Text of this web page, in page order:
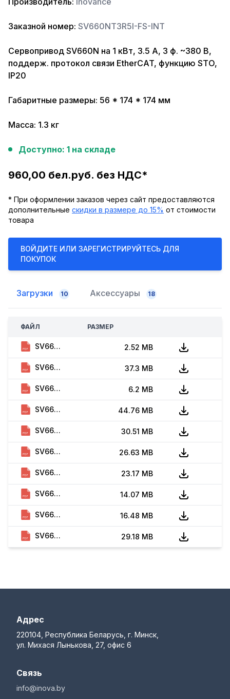
Заказной номер: SV660NT3R5I-FS-INT
Сервопривод SV660N на 1 кВт, 3.5 A, 3 ф. ~380 В,
поддерж. протокол связи EtherCAT, функцию STO,
IP20
Габаритные размеры: 56 * 174 * 174 мм
Масса: 1.3 кг
Доступно: 1 на складе
960,00 бел.руб. без НДС*
* При оформлении заказов через сайт предоставляются
дополнительные скидки в размере до 15% от стоимости
товара
ВОЙДИТЕ ИЛИ ЗАРЕГИСТРИРУЙТЕСЬ ДЛЯ
ПОКУПОК
Загрузки 10 Аксессуары 18
ФАЙЛ РАЗМЕР
SV660-INT. Brochure (EN, A02, 2026) 2.52 MB
SV660N. Руководство пользователя (RU, A01, 2020) 37.3 MB
SV660N. Руководство по выбору (RU, A00, 2021) 6.2 MB
SV660N. Hardware Guide (EN, C01, 2023) 44.76 MB
SV660N. Selection Guide (EN, C01, 2023) 30.51 MB
SV660N. Commissioning Guide (EN, C00, 2023) 26.63 MB
SV660N. Function Guide (EN, C00, 2023) 23.17 MB
SV660N. Communication Guide (EN, A01, 2021) 14.07 MB
SV660N. Troubleshooting Guide (EN, B01, 2023) 16.48 MB
SV660N. Safety Guide (EN, A04, 2025) 29.18 MB
Адрес
220104, Республика Беларусь, г. Минск,
ул. Михася Лынькова, 27, офис 6
Связь
info@inova.by